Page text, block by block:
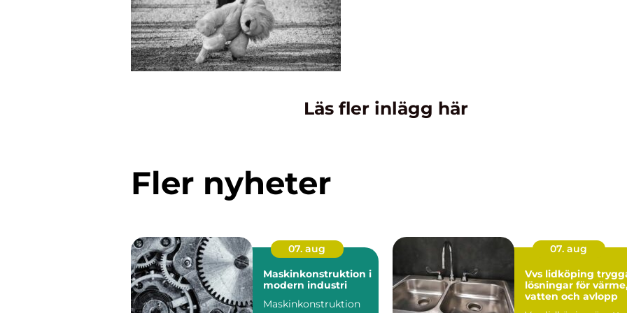
Läs fler inlägg här
Fler nyheter
07. aug
Maskinkonstruktion i
modern industri
Maskinkonstruktion
07. aug
Vvs lidköping trygga
lösningar för
vatten och avlopp